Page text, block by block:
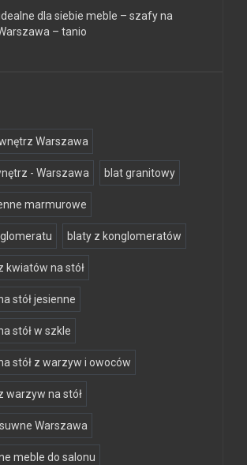
dla siebie meble – szafy na
– tanio
Warszawa
- Warszawa blat granitowy
marmurowe
blaty z konglomeratów
kwiatów na stół
stół jesienne
stół w szkle
stół z warzyw i owoców
warzyw na stół
Warszawa
meble do salonu